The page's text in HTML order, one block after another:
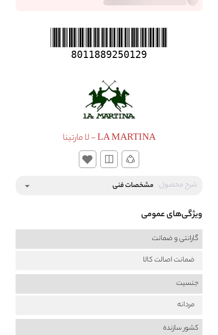
8011889250129
LA MARTINA - لا مارتینا
شرح محصول: مشخصات فنی arrow_drop_down
ویژگی‌های عمومی
گارانتی و ضمانت
ضمانت اصالت کالا
جنسیت
مردانه
کشور سازنده